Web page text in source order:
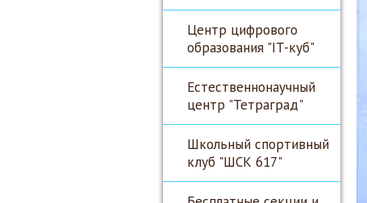
Центр цифрового
образования "IT-куб"
Естественнонаучный
центр "Тетраград"
Школьный спортивный
клуб "ШСК 617"